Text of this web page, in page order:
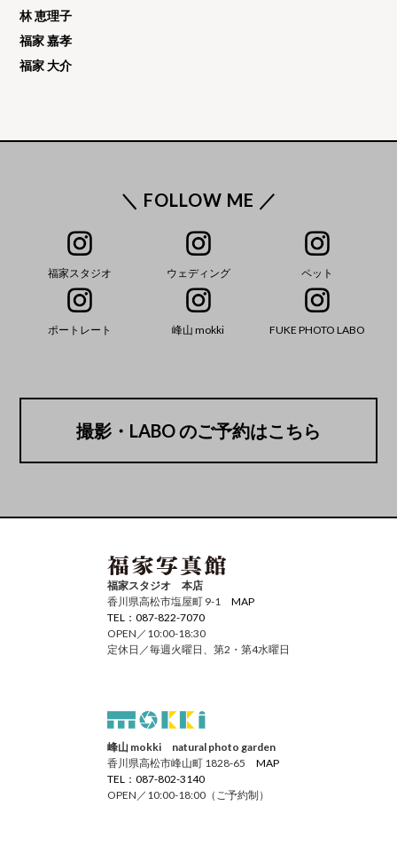
林 恵理子
福家 嘉孝
福家 大介
＼ FOLLOW ME ／
福家スタジオ ウェディング ペット
ポートレート 峰山 mokki FUKE PHOTO LABO
撮影・LABO のご予約はこちら
福家スタジオ 本店
香川県高松市塩屋町 9-1 MAP
TEL：087-822-7070
OPEN／10:00-18:30
定休日／毎週火曜日、第2・第4水曜日
峰山 mokki natural photo garden
香川県高松市峰山町 1828-65 MAP
TEL：087-802-3140
OPEN／10:00-18:00（ご予約制）